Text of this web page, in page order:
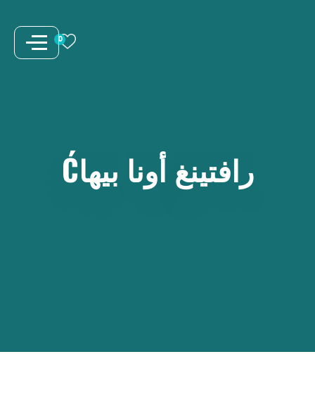
0
رافتينغ أونا بيهاĆ